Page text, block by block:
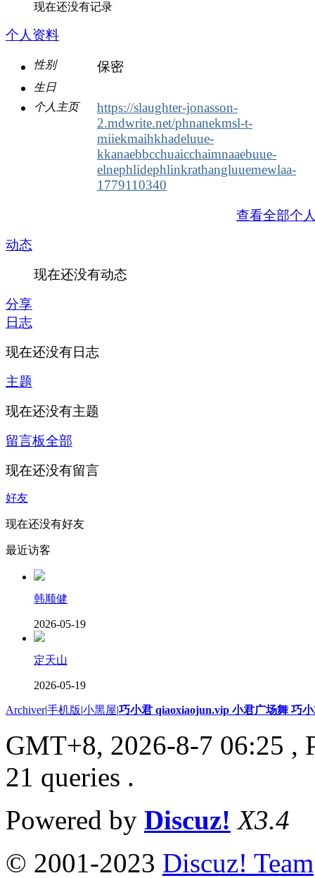
现在还没有记录
个人资料
性别 保密
生日
个人主页
https://slaughter-jonasson-
2.mdwrite.net/phnanekmsl-t-
miiekmaihkhadeluue-
kkanaebbcchuaicchaimnaaebuue-
elnephlidephlinkrathangluuemewlaa-
1779110340
查看全部个
动态
现在还没有动态
分享
日志
现在还没有日志
主题
现在还没有主题
留言板全部
现在还没有留言
好友
现在还没有好友
最近访客
韩顺健
2026-05-19
定天山
2026-05-19
Archiver|手机版|小黑屋|巧小君 qiaoxiaojun.vip 小君广场舞 巧
GMT+8, 2026-8-7 06:25 ,
21 queries .
Powered by Discuz! X3.4
© 2001-2023 Discuz! Team